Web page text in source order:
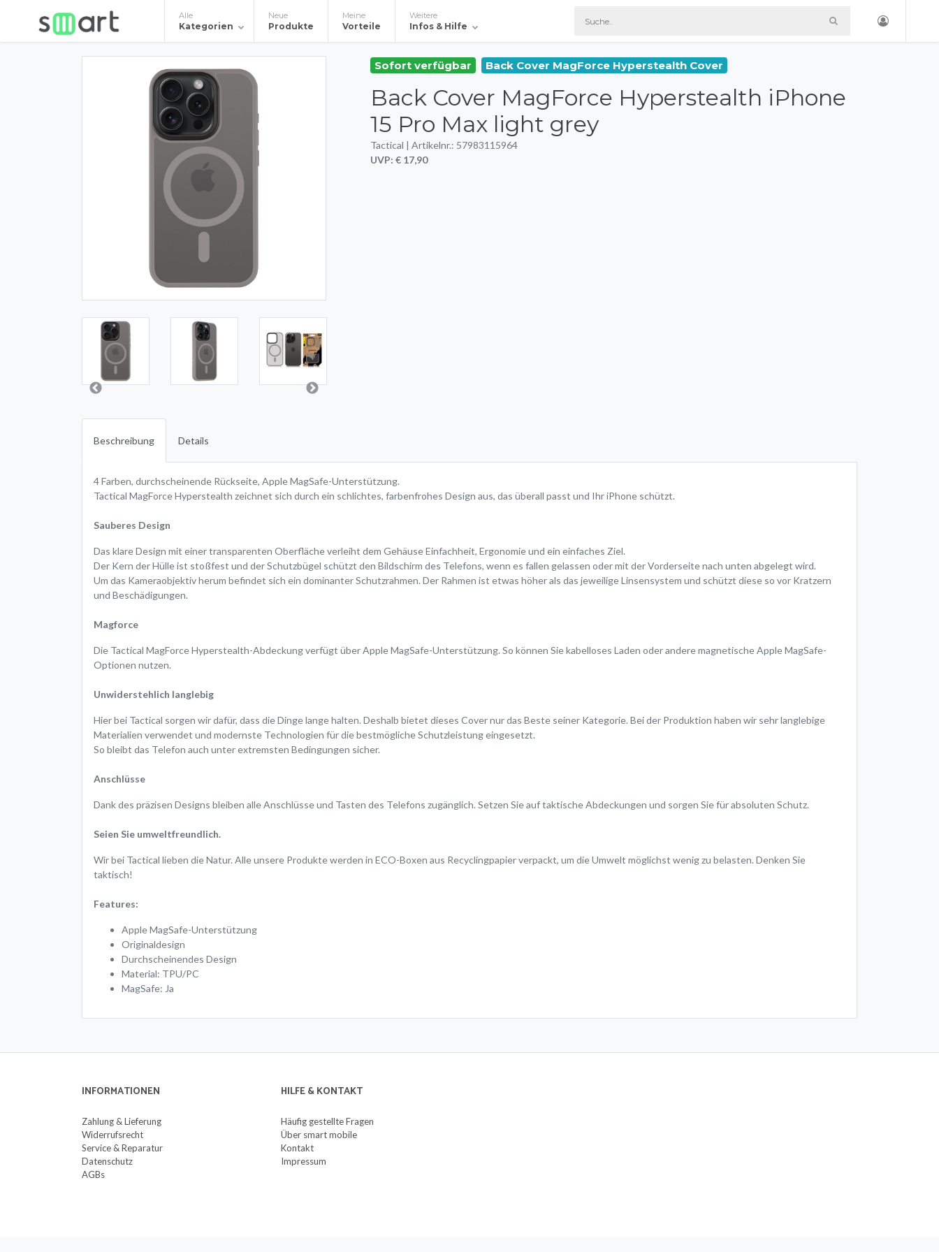
Alle
Kategorien
Neue
Produkte
Meine
Vorteile
Weitere
Infos & Hilfe
Sofort verfügbar Back Cover MagForce Hyperstealth Cover
Back Cover MagForce Hyperstealth iPhone
15 Pro Max light grey
Tactical | Artikelnr.: 57983115964
UVP: € 17,90
Beschreibung Details
4 Farben, durchscheinende Rückseite, Apple MagSafe-Unterstützung.
Tactical MagForce Hyperstealth zeichnet sich durch ein schlichtes, farbenfrohes Design aus, das überall passt und Ihr iPhone schützt.
Sauberes Design
Das klare Design mit einer transparenten Oberfläche verleiht dem Gehäuse Einfachheit, Ergonomie und ein einfaches Ziel.
Der Kern der Hülle ist stoßfest und der Schutzbügel schützt den Bildschirm des Telefons, wenn es fallen gelassen oder mit der Vorderseite nach unten abgelegt wird.
Um das Kameraobjektiv herum befindet sich ein dominanter Schutzrahmen. Der Rahmen ist etwas höher als das jeweilige Linsensystem und schützt diese so vor Kratzern
und Beschädigungen.
Magforce
Die Tactical MagForce Hyperstealth-Abdeckung verfügt über Apple MagSafe-Unterstützung. So können Sie kabelloses Laden oder andere magnetische Apple MagSafe-
Optionen nutzen.
Unwiderstehlich langlebig
Hier bei Tactical sorgen wir dafür, dass die Dinge lange halten. Deshalb bietet dieses Cover nur das Beste seiner Kategorie. Bei der Produktion haben wir sehr langlebige
Materialien verwendet und modernste Technologien für die bestmögliche Schutzleistung eingesetzt.
So bleibt das Telefon auch unter extremsten Bedingungen sicher.
Anschlüsse
Dank des präzisen Designs bleiben alle Anschlüsse und Tasten des Telefons zugänglich. Setzen Sie auf taktische Abdeckungen und sorgen Sie für absoluten Schutz.
Seien Sie umweltfreundlich.
Wir bei Tactical lieben die Natur. Alle unsere Produkte werden in ECO-Boxen aus Recyclingpapier verpackt, um die Umwelt möglichst wenig zu belasten. Denken Sie
taktisch!
Features:
Apple MagSafe-Unterstützung
Originaldesign
Durchscheinendes Design
Material: TPU/PC
MagSafe: Ja
INFORMATIONEN
Zahlung & Lieferung
Widerrufsrecht
Service & Reparatur
Datenschutz
AGBs
HILFE & KONTAKT
Häufig gestellte Fragen
Über smart mobile
Kontakt
Impressum